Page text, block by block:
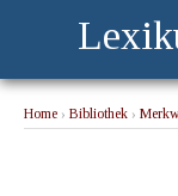
Home › Bibliothek ›